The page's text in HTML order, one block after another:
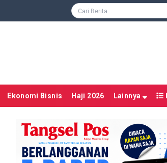
Ekonomi Bisnis Haji 2026 Lainnya